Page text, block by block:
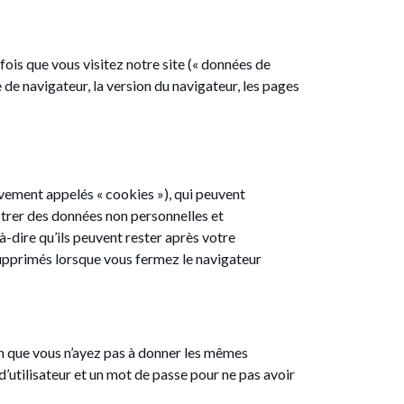
que vous visitez notre site (« données de
navigateur, la version du navigateur, les pages
appelés « cookies »), qui peuvent
des données non personnelles et
dire qu’ils peuvent rester après votre
lorsque vous fermez le navigateur
vous n’ayez pas à donner les mêmes
et un mot de passe pour ne pas avoir